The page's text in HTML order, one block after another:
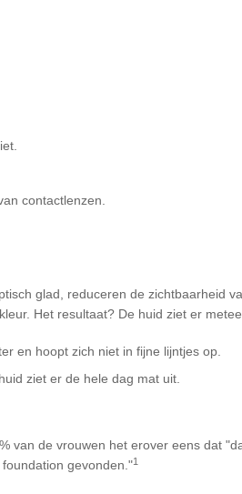
contactlenzen.
glad, reduceren de zichtbaarheid
Het resultaat? De huid ziet er
en hoopt zich niet in fijne lijntjes op.
ziet er de hele dag mat uit.
van de vrouwen het erover eens dat
gevonden."1